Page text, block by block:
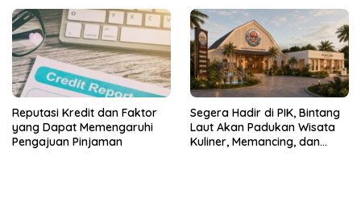
Perkebunan Nusantara
Reputasi Kredit dan Faktor
yang Dapat Memengaruhi
Pengajuan Pinjaman
Segera Hadir di PIK, Bintang
Laut Akan Padukan Wisata
Kuliner, Memancing, dan